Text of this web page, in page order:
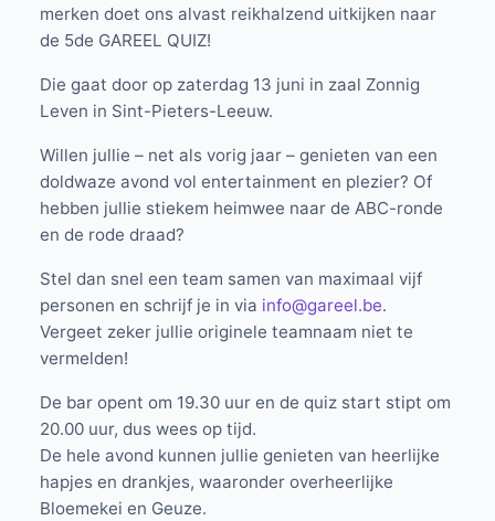
merken doet ons alvast reikhalzend uitkijken naar
de 5de GAREEL QUIZ!
Die gaat door op zaterdag 13 juni in zaal Zonnig
Leven in Sint-Pieters-Leeuw.
Willen jullie – net als vorig jaar – genieten van een
doldwaze avond vol entertainment en plezier? Of
hebben jullie stiekem heimwee naar de ABC-ronde
en de rode draad?
Stel dan snel een team samen van maximaal vijf
personen en schrijf je in via info@gareel.be.
Vergeet zeker jullie originele teamnaam niet te
vermelden!
De bar opent om 19.30 uur en de quiz start stipt om
20.00 uur, dus wees op tijd.
De hele avond kunnen jullie genieten van heerlijke
hapjes en drankjes, waaronder overheerlijke
Bloemekei en Geuze.